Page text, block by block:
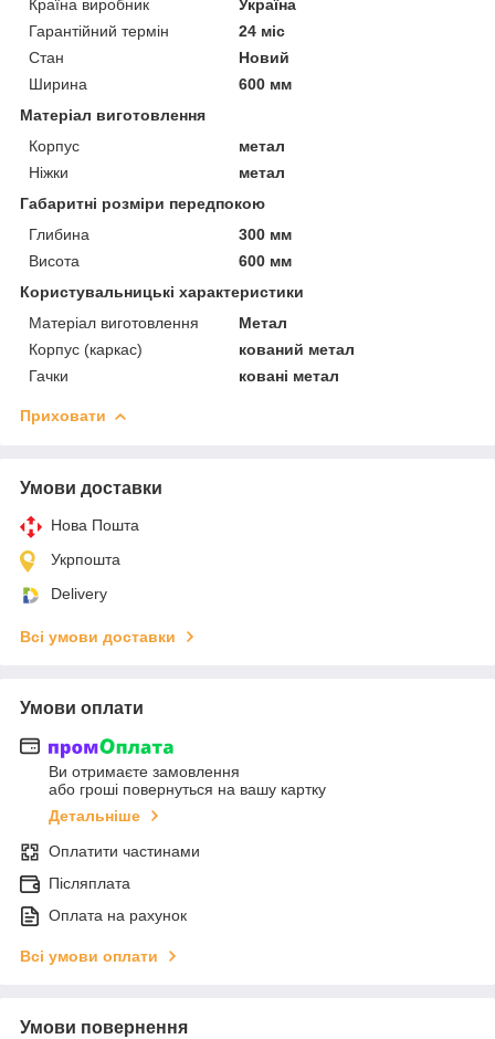
Країна виробник
Україна
Гарантійний термін
24 міс
Стан
Новий
Ширина
600 мм
Матеріал виготовлення
Корпус
метал
Ніжки
метал
Габаритні розміри передпокою
Глибина
300 мм
Висота
600 мм
Користувальницькі характеристики
Матеріал виготовлення
Метал
Корпус (каркас)
кований метал
Гачки
ковані метал
Приховати
Умови доставки
Нова Пошта
Укрпошта
Delivery
Всі умови доставки
Умови оплати
Ви отримаєте замовлення
або гроші повернуться на вашу картку
Детальніше
Оплатити частинами
Післяплата
Оплата на рахунок
Всі умови оплати
Умови повернення